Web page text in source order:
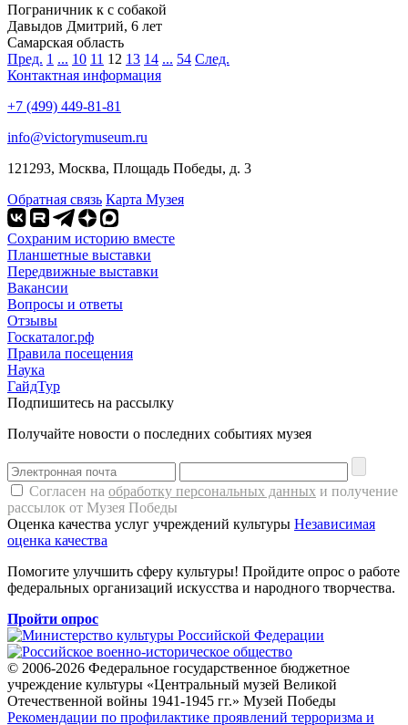
Пограничник к с собакой
Давыдов Дмитрий, 6 лет
Самарская область
Пред. 1 ... 10 11 12 13 14 ... 54 След.
Контактная информация
+7 (499) 449-81-81
info@victorymuseum.ru
121293, Москва, Площадь Победы, д. 3
Обратная связь Карта Музея
Сохраним историю вместе
Планшетные выставки
Передвижные выставки
Вакансии
Вопросы и ответы
Отзывы
Госкаталог.рф
Правила посещения
Наука
ГайдТур
Подпишитесь на рассылку
Получайте новости о последних событиях музея
Согласен на обработку персональных данных и получение
рассылок от Музея Победы
Оценка качества услуг учреждений культуры Независимая
оценка качества
Помогите улучшить сферу культуры! Пройдите опрос о работе
федеральных организаций искусства и народного творчества.
Пройти опрос
© 2006-2026 Федеральное государственное бюджетное
учреждение культуры «Центральный музей Великой
Отечественной войны 1941-1945 гг.» Музей Победы
Рекомендации по профилактике проявлений терроризма и